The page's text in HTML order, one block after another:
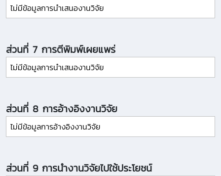
ไม่มีข้อมูลการนำเสนองานวิจัย
ส่วนที่ 7 การตีพิมพ์เผยแพร่
ไม่มีข้อมูลการนำเสนองานวิจัย
ส่วนที่ 8 การอ้างอิงงานวิจัย
ไม่มีข้อมูลการอ้างอิงงานวิจัย
ส่วนที่ 9 การนำงานวิจัยไปใช้ประโยชน์